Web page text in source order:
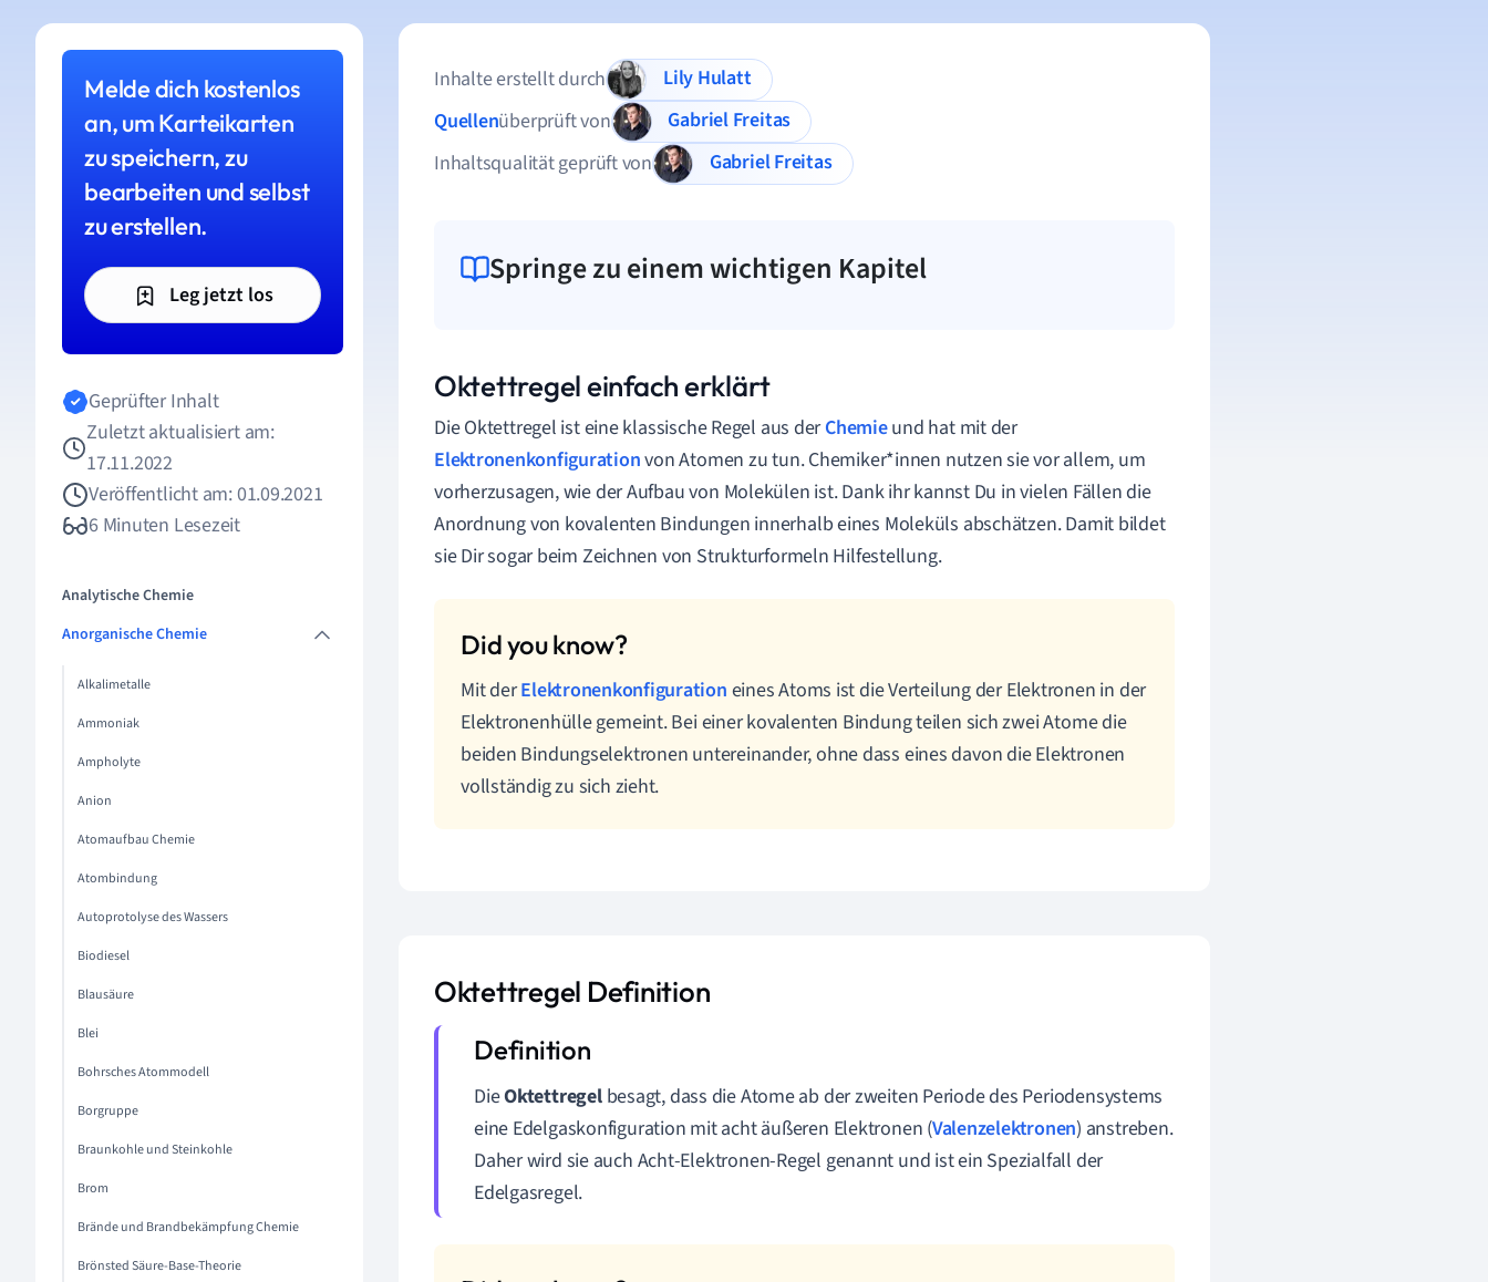
Melde dich kostenlos
an, um Karteikarten
zu speichern, zu
bearbeiten und selbst
zu erstellen.
Leg jetzt los
Geprüfter Inhalt
Zuletzt aktualisiert am:
17.11.2022
Veröffentlicht am: 01.09.2021
6 Minuten Lesezeit
Analytische Chemie
Anorganische Chemie
Alkalimetalle
Ammoniak
Ampholyte
Anion
Atomaufbau Chemie
Atombindung
Autoprotolyse des Wassers
Biodiesel
Blausäure
Blei
Bohrsches Atommodell
Borgruppe
Braunkohle und Steinkohle
Brom
Brände und Brandbekämpfung Chemie
Brönsted Säure-Base-Theorie
Inhalte erstellt durch
Lily Hulatt
Quellenüberprüft von
Gabriel Freitas
Inhaltsqualität geprüft von
Gabriel Freitas
Springe zu einem wichtigen Kapitel
Oktettregel einfach erklärt
Die Oktettregel ist eine klassische Regel aus derChemieund hat mit der
Elektronenkonfigurationvon Atomen zu tun. Chemiker*innen nutzen sie vor allem, um
vorherzusagen, wie der Aufbau von Molekülen ist. Dank ihr kannst Du in vielen Fällen die
Anordnung von kovalenten Bindungen innerhalb eines Moleküls abschätzen. Damit bildet
sie Dir sogar beim Zeichnen von Strukturformeln Hilfestellung.
Mit derElektronenkonfiguration eines Atoms ist die Verteilung der Elektronen in der
Elektronenhülle gemeint. Bei einer kovalenten Bindung teilen sich zwei Atome die
beiden Bindungselektronen untereinander, ohne dass eines davon die Elektronen
vollständig zu sich zieht.
Oktettregel Definition
DieOktettregel besagt, dass die Atome ab der zweiten Periode des Periodensystems
eine Edelgaskonfiguration mit acht äußeren Elektronen (Valenzelektronen) anstreben.
Daher wird sie auch Acht-Elektronen-Regel genannt und ist ein Spezialfall der
Edelgasregel.